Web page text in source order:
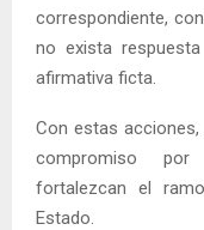
correspondiente,
no exista
afirmativa ficta.
Con estas
compromiso por
fortalezcan el
Estado.